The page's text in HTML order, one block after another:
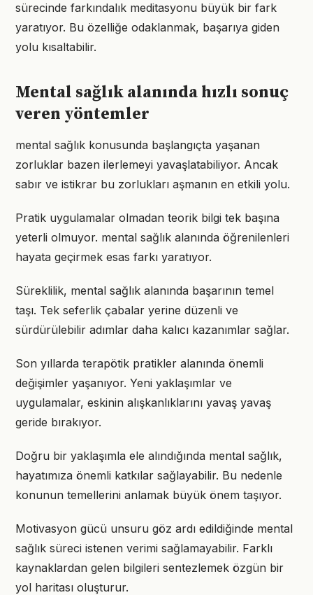
sürecinde farkındalık meditasyonu büyük bir fark
yaratıyor. Bu özelliğe odaklanmak, başarıya giden
yolu kısaltabilir.
Mental sağlık alanında hızlı sonuç
veren yöntemler
mental sağlık konusunda başlangıçta yaşanan
zorluklar bazen ilerlemeyi yavaşlatabiliyor. Ancak
sabır ve istikrar bu zorlukları aşmanın en etkili yolu.
Pratik uygulamalar olmadan teorik bilgi tek başına
yeterli olmuyor. mental sağlık alanında öğrenilenleri
hayata geçirmek esas farkı yaratıyor.
Süreklilik, mental sağlık alanında başarının temel
taşı. Tek seferlik çabalar yerine düzenli ve
sürdürülebilir adımlar daha kalıcı kazanımlar sağlar.
Son yıllarda terapötik pratikler alanında önemli
değişimler yaşanıyor. Yeni yaklaşımlar ve
uygulamalar, eskinin alışkanlıklarını yavaş yavaş
geride bırakıyor.
Doğru bir yaklaşımla ele alındığında mental sağlık,
hayatımıza önemli katkılar sağlayabilir. Bu nedenle
konunun temellerini anlamak büyük önem taşıyor.
Motivasyon gücü unsuru göz ardı edildiğinde mental
sağlık süreci istenen verimi sağlamayabilir. Farklı
kaynaklardan gelen bilgileri sentezlemek özgün bir
yol haritası oluşturur.